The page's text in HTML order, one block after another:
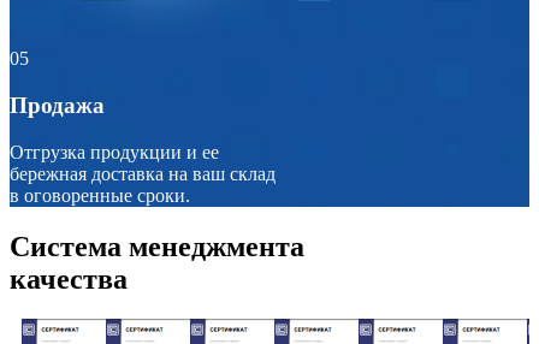
05
Продажа
Отгрузка продукции и ее
бережная доставка на ваш склад
в оговоренные сроки.
Система менеджмента
качества